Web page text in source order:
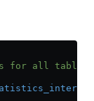
for all tables